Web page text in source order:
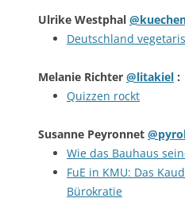
Ulrike Westphal
Deutschland
Melanie Richter @litakiel :
Quizzen rockt
Susanne Peyronnet
Wie das Bauhaus
FuE in KMU: Das
Bürokratie